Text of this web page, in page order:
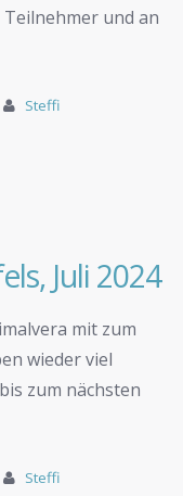
und an
Steffi
Juli 2024
mit zum
wieder viel
zum nächsten
Steffi